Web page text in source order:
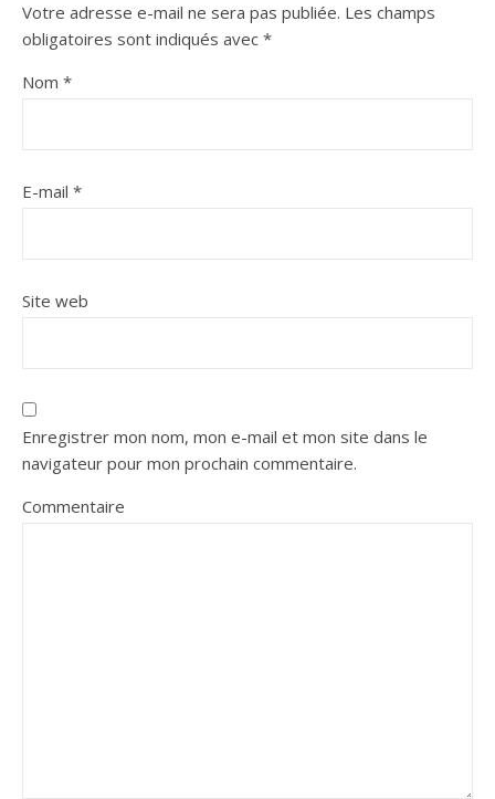
Votre adresse e-mail ne sera pas publiée. Les champs
obligatoires sont indiqués avec *
Nom *
E-mail *
Site web
Enregistrer mon nom, mon e-mail et mon site dans le
navigateur pour mon prochain commentaire.
Commentaire